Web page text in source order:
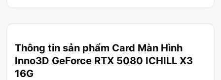
Thông tin sản phẩm Card Màn Hình
Inno3D GeForce RTX 5080 ICHILL X3
16G